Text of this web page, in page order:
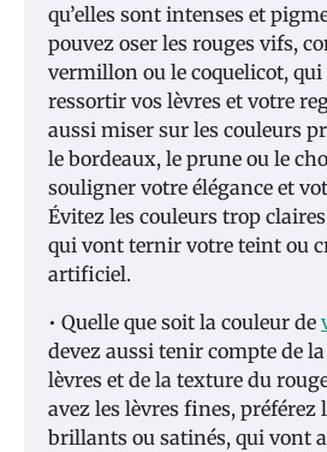
qu’elles sont intenses et
pouvez oser les rouges vifs,
vermillon ou le coquelicot,
ressortir vos lèvres et votre
aussi miser sur les couleurs
le bordeaux, le prune ou le
souligner votre élégance et
Évitez les couleurs trop
qui vont ternir votre teint ou
artificiel.
• Quelle que soit la couleur de
devez aussi tenir compte de
lèvres et de la texture du
avez les lèvres fines, préférez
brillants ou satinés, qui vont